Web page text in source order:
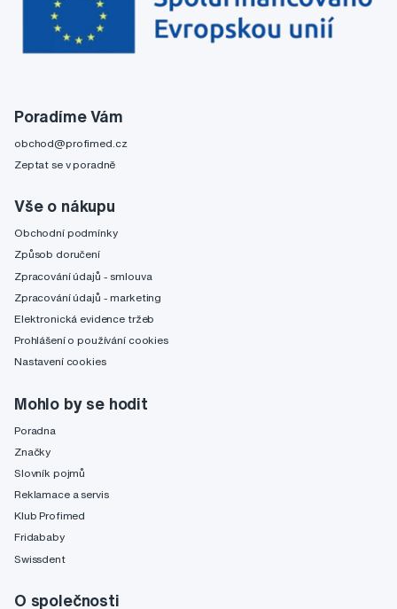
Poradíme Vám
obchod@profimed.cz
Zeptat se v poradně
Vše o nákupu
Obchodní podmínky
Způsob doručení
Zpracování údajů - smlouva
Zpracování údajů - marketing
Elektronická evidence tržeb
Prohlášení o používání cookies
Nastavení cookies
Mohlo by se hodit
Poradna
Značky
Slovník pojmů
Reklamace a servis
Klub Profimed
Fridababy
Swissdent
O společnosti